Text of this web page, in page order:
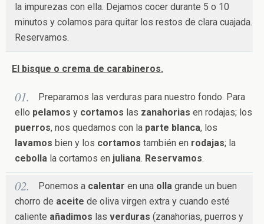
la impurezas con ella. Dejamos cocer durante 5 o 10
minutos y colamos para quitar los restos de clara cuajada.
Reservamos.
El bisque o crema de carabineros.
Preparamos las verduras para nuestro fondo. Para
ello pelamos y cortamos las zanahorias en rodajas; los
puerros, nos quedamos con la parte blanca, los
lavamos bien y los cortamos también en rodajas; la
cebolla la cortamos en juliana. Reservamos.
Ponemos a calentar en una olla grande un buen
chorro de aceite de oliva virgen extra y cuando esté
caliente añadimos las verduras (zanahorias, puerros y